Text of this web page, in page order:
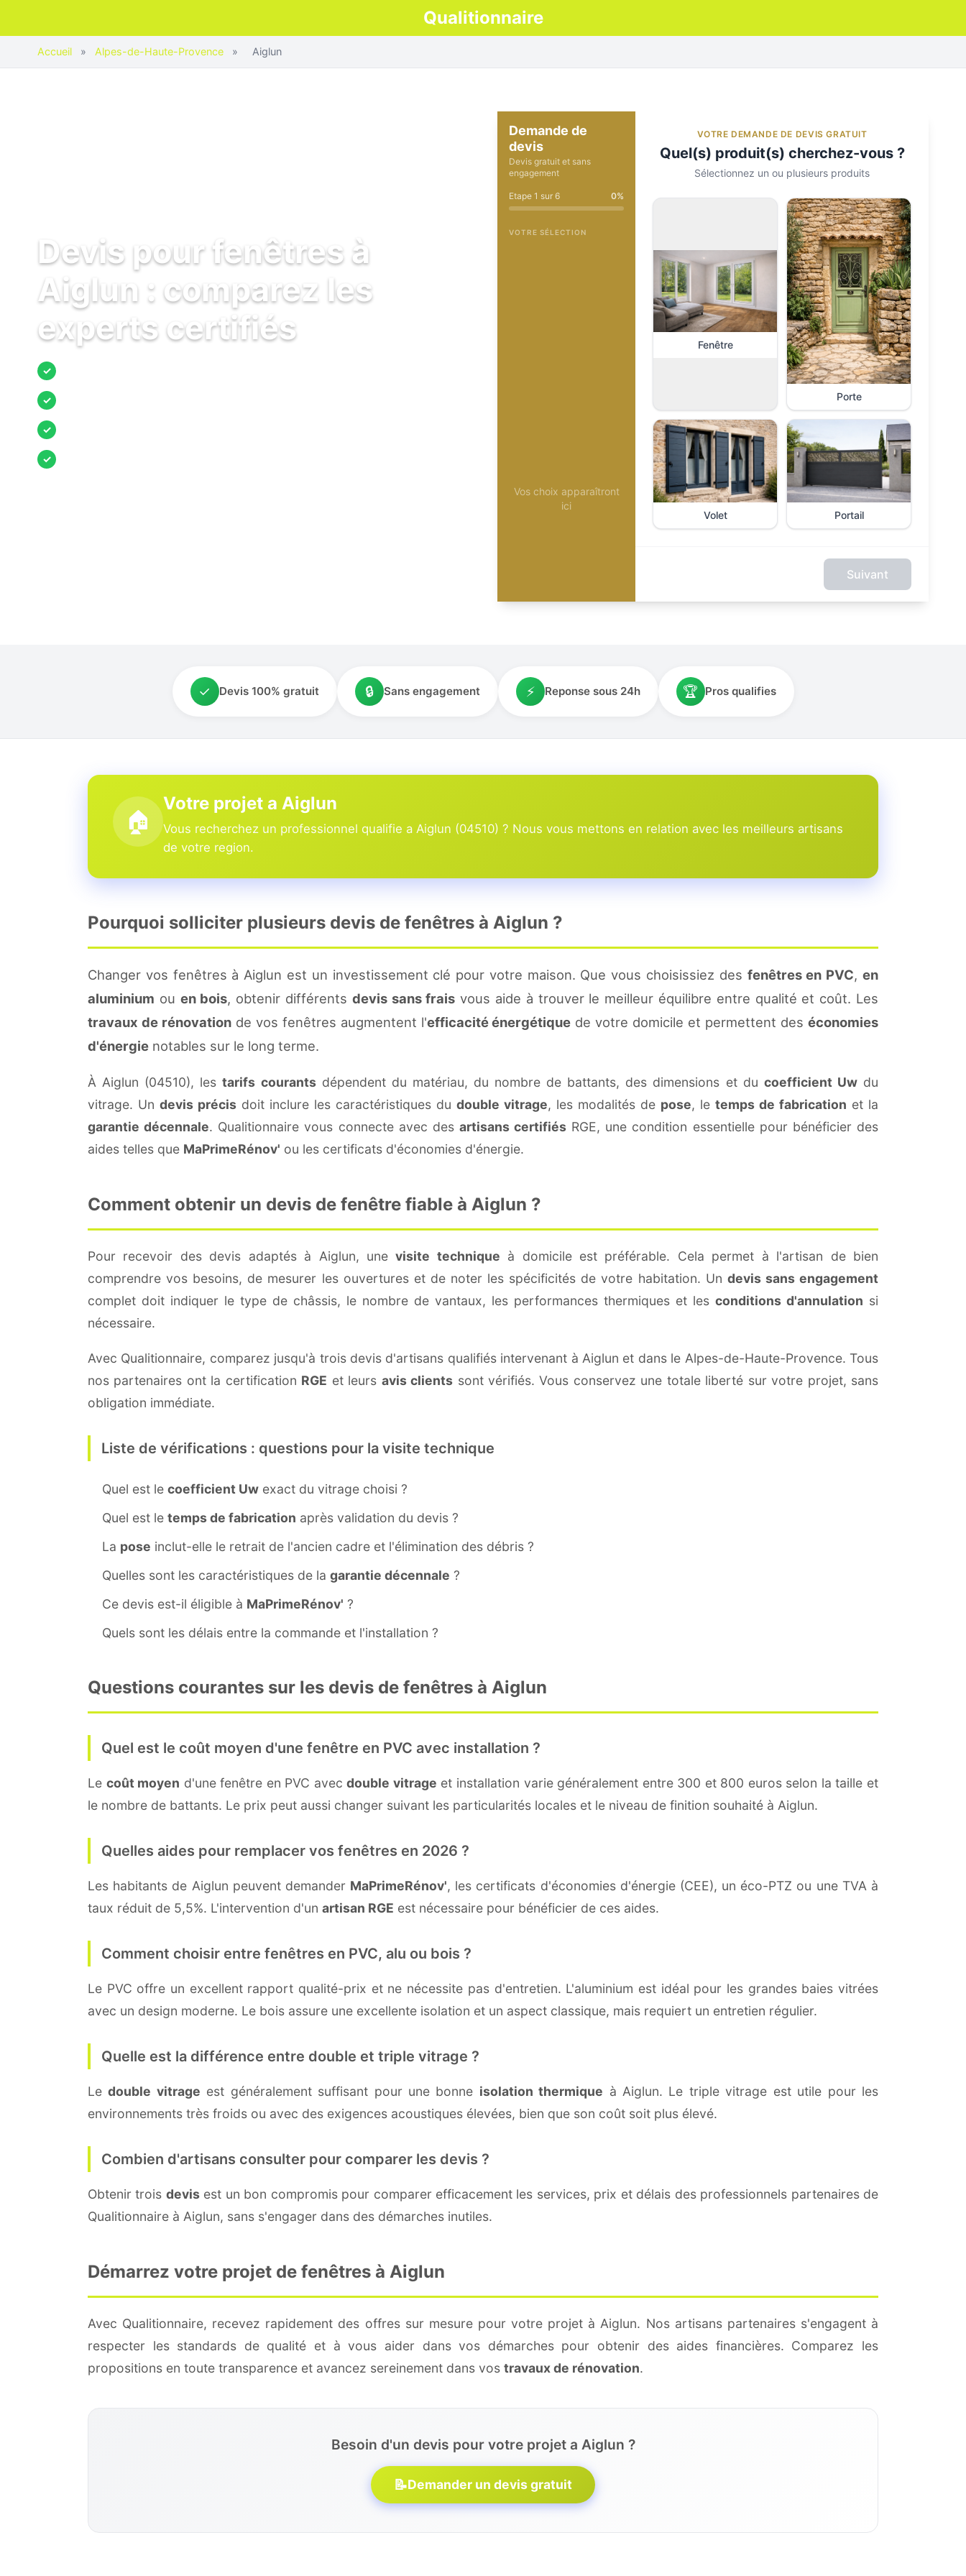
Qualitionnaire
Accueil » Alpes-de-Haute-Provence » Aiglun
Devis pour fenêtres à
Aiglun : comparez les
experts certifiés
✓
✓
✓
✓
Demande de
devis
Devis gratuit et sans
engagement
Etape 1 sur 6 0%
VOTRE SÉLECTION
Vos choix apparaîtront
ici
VOTRE DEMANDE DE DEVIS GRATUIT
Quel(s) produit(s) cherchez-vous ?
Sélectionnez un ou plusieurs produits
Fenêtre
Porte
Volet Portail
Suivant
✓ Devis 100% gratuit 🔒 Sans engagement ⚡ Reponse sous 24h 🏆 Pros qualifies
🏠
Votre projet a Aiglun
Vous recherchez un professionnel qualifie a Aiglun (04510) ? Nous vous mettons en relation avec les meilleurs artisans
de votre region.
Pourquoi solliciter plusieurs devis de fenêtres à Aiglun ?
Changer vos fenêtres à Aiglun est un investissement clé pour votre maison. Que vous choisissiez des fenêtres en PVC,en
aluminium ou en bois, obtenir différents devis sans frais vous aide à trouver le meilleur équilibre entre qualité et coût. Les
travaux de rénovationde vos fenêtres augmentent l'efficacité énergétique de votre domicile et permettent deséconomies
d'énergie notables sur le long terme.
À Aiglun (04510), lestarifs courantsdépendent du matériau, du nombre de battants, des dimensions et du coefficient Uwdu
vitrage. Un devis précis doit inclure les caractéristiques du double vitrage, les modalités de pose, le temps de fabrication et la
garantie décennale. Qualitionnaire vous connecte avec des artisans certifiés RGE, une condition essentielle pour bénéficier des
aides telles que MaPrimeRénov' ou les certificats d'économies d'énergie.
Comment obtenir un devis de fenêtre fiable à Aiglun ?
Pour recevoir des devis adaptés à Aiglun, unevisite technique à domicile est préférable. Cela permet à l'artisan de bien
comprendre vos besoins, de mesurer les ouvertures et de noter les spécificités de votre habitation. Un devis sans engagement
complet doit indiquer le type de châssis, le nombre de vantaux, les performances thermiques et les conditions d'annulation si
nécessaire.
Avec Qualitionnaire, comparez jusqu'à trois devis d'artisans qualifiés intervenant à Aiglun et dans le Alpes-de-Haute-Provence. Tous
nos partenaires ont la certification RGE et leurs avis clients sont vérifiés. Vous conservez une totale liberté sur votre projet, sans
obligation immédiate.
Liste de vérifications : questions pour la visite technique
Quel est le coefficient Uw exact du vitrage choisi ?
Quel est le temps de fabrication après validation du devis ?
La pose inclut-elle le retrait de l'ancien cadre et l'élimination des débris ?
Quelles sont les caractéristiques de la garantie décennale ?
Ce devis est-il éligible à MaPrimeRénov' ?
Quels sont les délais entre la commande et l'installation ?
Questions courantes sur les devis de fenêtres à Aiglun
Quel est le coût moyen d'une fenêtre en PVC avec installation ?
Le coût moyen d'une fenêtre en PVC avecdouble vitrage et installation varie généralement entre 300 et 800 euros selon la taille et
le nombre de battants. Le prix peut aussi changer suivant les particularités locales et le niveau de finition souhaité à Aiglun.
Quelles aides pour remplacer vos fenêtres en 2026 ?
Les habitants de Aiglun peuvent demander MaPrimeRénov', les certificats d'économies d'énergie (CEE), un éco-PTZ ou une TVA à
taux réduit de 5,5%. L'intervention d'un artisan RGE est nécessaire pour bénéficier de ces aides.
Comment choisir entre fenêtres en PVC, alu ou bois ?
Le PVC offre un excellent rapport qualité-prix et ne nécessite pas d'entretien. L'aluminium est idéal pour les grandes baies vitrées
avec un design moderne. Le bois assure une excellente isolation et un aspect classique, mais requiert un entretien régulier.
Quelle est la différence entre double et triple vitrage ?
Ledouble vitrage est généralement suffisant pour une bonne isolation thermique à Aiglun. Le triple vitrage est utile pour les
environnements très froids ou avec des exigences acoustiques élevées, bien que son coût soit plus élevé.
Combien d'artisans consulter pour comparer les devis ?
Obtenir trois devisest un bon compromis pour comparer efficacement les services, prix et délais des professionnels partenaires de
Qualitionnaire à Aiglun, sans s'engager dans des démarches inutiles.
Démarrez votre projet de fenêtres à Aiglun
Avec Qualitionnaire, recevez rapidement des offres sur mesure pour votre projet à Aiglun. Nos artisans partenaires s'engagent à
respecter les standards de qualité et à vous aider dans vos démarches pour obtenir des aides financières. Comparez les
propositions en toute transparence et avancez sereinement dans vos travaux de rénovation.
Besoin d'un devis pour votre projet a Aiglun ?
📝Demander un devis gratuit